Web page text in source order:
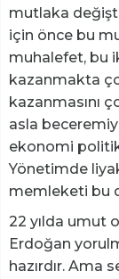
mutlaka
için önce bu
muhalefet, bu
kazanmakta
kazanmasını
asla
ekonomi
Yönetimde
memleketi bu
22 yılda umut
Erdoğan
hazırdır. Ama